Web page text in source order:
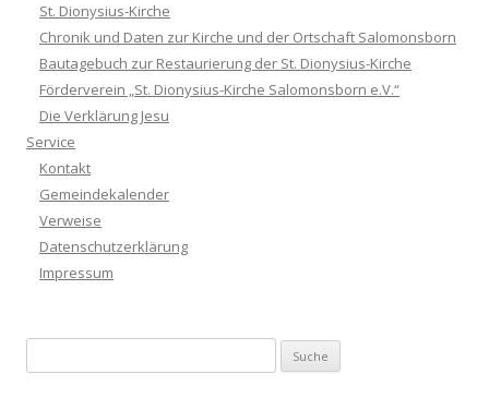
St. Dionysius-Kirche
Chronik und Daten zur Kirche und der Ortschaft Salomonsborn
Bautagebuch zur Restaurierung der St. Dionysius-Kirche
Förderverein „St. Dionysius-Kirche Salomonsborn e.V.“
Die Verklärung Jesu
Service
Kontakt
Gemeindekalender
Verweise
Datenschutzerklärung
Impressum